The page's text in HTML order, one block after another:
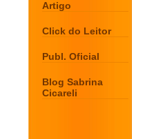
Artigo
Click do Leitor
Publ. Oficial
Blog Sabrina
Cicareli